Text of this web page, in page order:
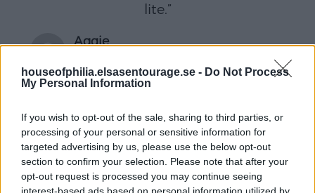
houseofphilia.elsasentourage.se - Do Not Process
My Personal Information
If you wish to opt-out of the sale, sharing to third parties, or
processing of your personal or sensitive information for
targeted advertising by us, please use the below opt-out
section to confirm your selection. Please note that after your
opt-out request is processed you may continue seeing
lite.”
Aggie
Ja, Prag är verkligen en stad för sig, vacker, mystisk
bo där en sommar bli sann.
Svara